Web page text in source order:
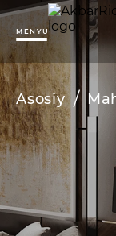
MENYU
Asosiy /